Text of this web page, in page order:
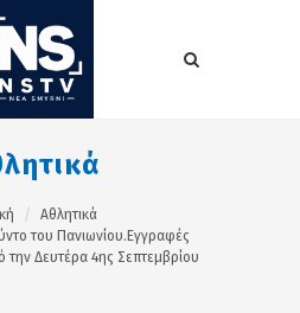
Αθλητικά
του Πανιωνίου.Εγγραφές
την Δευτέρα 4ης Σεπτεμβρίου